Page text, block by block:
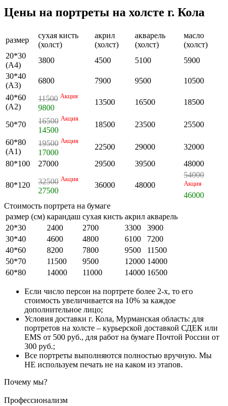
Цены на портреты на холсте г. Кола
размер
сухая кисть
(холст)
акрил
(холст)
акварель
(холст)
масло
(холст)
20*30
(А4)
3800 4500 5100
5900
30*40
(А3)
6800 7900 9500
10500
40*60
(А2)
11500 Акция
9800
13500 16500 18500
50*70 16500 Акция
14500
18500 23500 25500
60*80
(А1)
19500 Акция
17000
22500 29000
32000
80*100
27000 29500 39500 48000
80*120 32500 Акция
27500
36000 48000
54000
Акция
46000
Стоимость портрета на бумаге
размер (см) карандаш сухая кисть акрил акварель
20*30
2400 2700 3300
3900
30*40
4600 4800 6100
7200
40*60
8200 7800 9500
11500
50*70
11500 9500 12000 14000
60*80
14000 11000 14000 16500
Если число персон на портрете более 2-х, то его
стоимость увеличивается на 10% за каждое
дополнительное лицо;
Условия доставки г. Кола, Мурманская область: для
портретов на холсте – курьерской доставкой СДЕК или
EMS от 500 руб., для работ на бумаге Почтой России от
300 руб.;
Все портреты выполняются полностью вручную. Мы
НЕ используем печать не на каком из этапов.
Почему мы?
Профессионализм